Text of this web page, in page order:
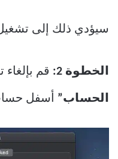
سيؤدي ذلك إلى
الخطوة 2: قم بإلغاء
الحساب” أسفل